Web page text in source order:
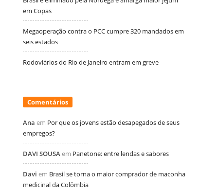
em Copas
Megaoperação contra o PCC cumpre 320 mandados em
seis estados
Rodoviários do Rio de Janeiro entram em greve
Comentários
Ana em Por que os jovens estão desapegados de seus
empregos?
DAVI SOUSAem Panetone: entre lendas e sabores
Davi em Brasil se torna o maior comprador de maconha
medicinal da Colômbia